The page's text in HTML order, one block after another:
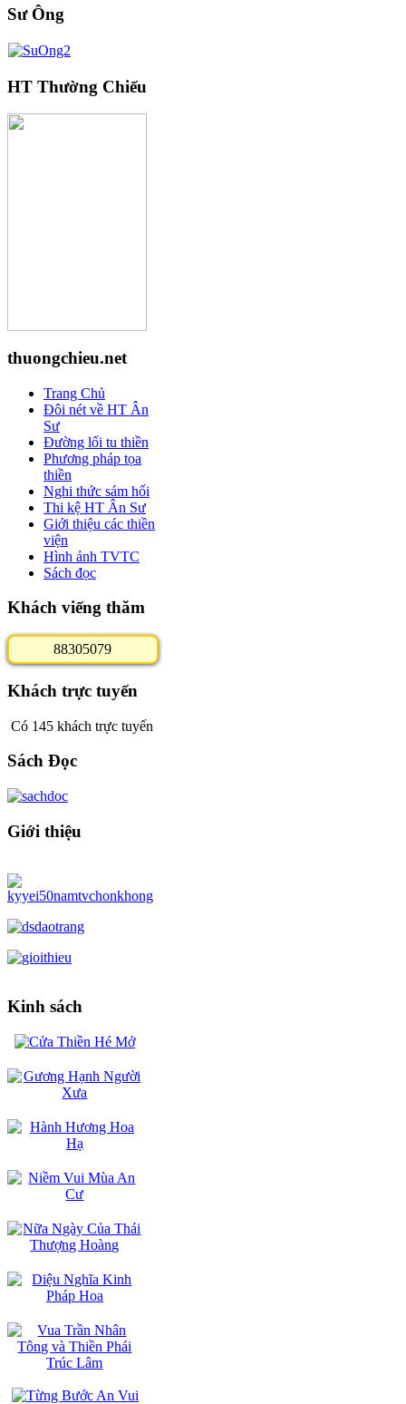
Sư Ông
HT Thường Chiếu
thuongchieu.net
Trang Chủ
Đôi nét về HT Ân
Sư
Đường lối tu thiền
Phương pháp tọa
thiền
Nghi thức sám hối
Thi kệ HT Ân Sư
Giới thiệu các thiền
viện
Hình ảnh TVTC
Sách đọc
Khách viếng thăm
88305079
Khách trực tuyến
Có 145 khách trực tuyến
Sách Đọc
Giới thiệu
Kinh sách